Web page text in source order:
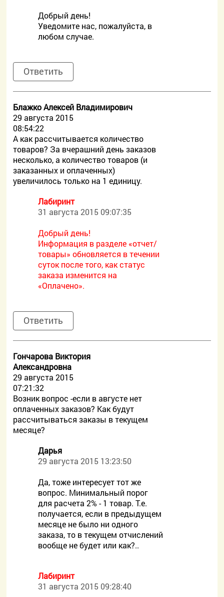
Добрый день!
Уведомите нас, пожалуйста, в
любом случае.
Ответить
Блажко Алексей Владимирович
29 августа 2015
08:54:22
А как рассчитывается количество
товаров? За вчерашний день заказов
несколько, а количество товаров (и
заказанных и оплаченных)
увеличилось только на 1 единицу.
Лабиринт
31 августа 2015 09:07:35
Добрый день!
Информация в разделе «отчет/
товары» обновляется в течении
суток после того, как статус
заказа изменится на
«Оплачено».
Ответить
Гончарова Виктория
Александровна
29 августа 2015
07:21:32
Возник вопрос -если в августе нет
оплаченных заказов? Как будут
рассчитываться заказы в текущем
месяце?
Дарья
29 августа 2015 13:23:50
Да, тоже интересует тот же
вопрос. Минимальный порог
для расчета 2% - 1 товар. Т.е.
получается, если в предыдущем
месяце не было ни одного
заказа, то в текущем отчислений
вообще не будет или как?..
Лабиринт
31 августа 2015 09:28:40